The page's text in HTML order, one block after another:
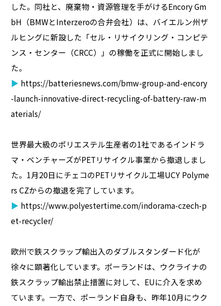
した。同社と、廃棄物・資源管理を手がけるEncory Gm
bH（BMWとInterzeroの合弁会社）は、バイエルン州ザ
ルヒングに新設した「セル・リサイクリング・コンピテ
ンス・センター（CRCC）」の稼働を正式に開始しまし
た。
▶ https://batteriesnews.com/bmw-group-and-encory
-launch-innovative-direct-recycling-of-battery-raw-m
aterials/
世界最大級のポリエステル生産者の1社であるインドラ
マ・ベンチャーズがPETリサイクル事業から撤退しまし
た。1月20日にチェコのPETリサイクル工場UCY Polyme
rs CZからの撤退を完了しています。
▶ https://www.polyestertime.com/indorama-czech-p
et-recycler/
欧州で鉄スクラップ輸出入のダブルスタンダード化が
徐々に顕著化しています。ポーランドは、ウクライナの
鉄スクラップ輸出禁止措置に対して、EUに介入を求め
ています。一方で、ポーランド自身も、昨年10月にウク